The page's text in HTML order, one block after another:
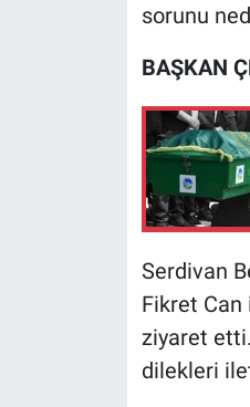
sorunu
BAŞKAN
Serdivan
Fikret
ziyaret
dilekleri